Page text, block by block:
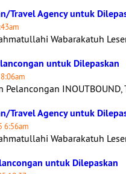
Travel Agency untuk
Wabarakatuh
untuk Dilepaskan
Pelancongan
Travel Agency untuk
6:56am
Wabarakatuh
untuk Dilepaskan